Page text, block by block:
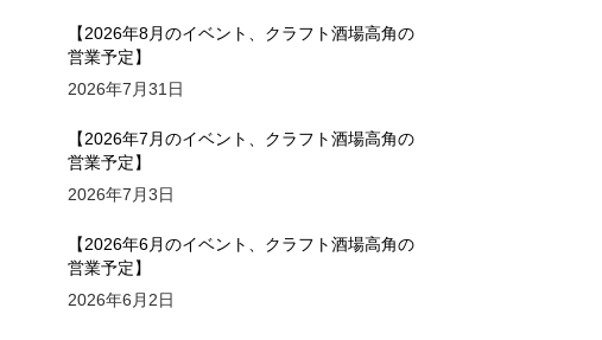
【2026年8月のイベント、クラフト酒場高角の
営業予定】
2026年7月31日
【2026年7月のイベント、クラフト酒場高角の
営業予定】
2026年7月3日
【2026年6月のイベント、クラフト酒場高角の
営業予定】
2026年6月2日